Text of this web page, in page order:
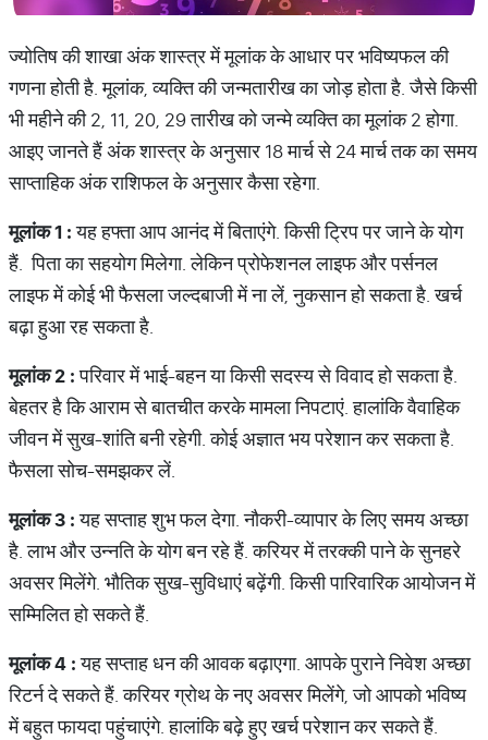
ज्‍योतिष की शाखा अंक शास्‍त्र में मूलांक के आधार पर भविष्‍यफल की
गणना होती है. मूलांक, व्‍यक्ति की जन्‍मतारीख का जोड़ होता है. जैसे किसी
भी महीने की 2, 11, 20, 29 तारीख को जन्‍मे व्‍यक्ति का मूलांक 2 होगा.
आइए जानते हैं अंक शास्‍त्र के अनुसार 18 मार्च से 24 मार्च तक का समय
साप्‍ताहिक अंक राशिफल के अनुसार कैसा रहेगा.
मूलांक1 :यह हफ्ता आप आनंद में बिताएंगे. किसी ट्रिप पर जाने के योग
हैं. पिता का सहयोग मिलेगा. लेकिन प्रोफेशनल लाइफ और पर्सनल
लाइफ में कोई भी फैसला जल्‍दबाजी में ना लें, नुकसान हो सकता है. खर्च
बढ़ा हुआ रह सकता है.
मूलांक2 :परिवार में भाई-बहन या किसी सदस्‍य से विवाद हो सकता है.
बेहतर है कि आराम से बातचीत करके मामला निपटाएं. हालांकि वैवाहिक
जीवन में सुख-शांति बनी रहेगी. कोई अज्ञात भय परेशान कर सकता है.
फैसला सोच-समझकर लें.
मूलांक3 :यह सप्‍ताह शुभ फल देगा. नौकरी-व्‍यापार के लिए समय अच्‍छा
है. लाभ और उन्‍नति के योग बन रहे हैं. करियर में तरक्की पाने के सुनहरे
अवसर मिलेंगे. भौतिक सुख-सुविधाएं बढ़ेंगी. किसी पारिवारिक आयोजन में
सम्मिलित हो सकते हैं.
मूलांक4 :यह सप्ताह धन की आवक बढ़ाएगा. आपके पुराने निवेश अच्‍छा
रिटर्न दे सकते हैं. करियर ग्रोथ के नए अवसर मिलेंगे, जो आपको भविष्‍य
में बहुत फायदा पहुंचाएंगे. हालांकि बढ़े हुए खर्च परेशान कर सकते हैं.